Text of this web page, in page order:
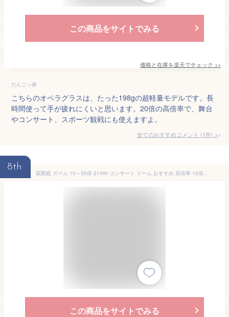
この商品をサイトでみる
価格と在庫を楽天でチェック >>
だんごっ鼻
こちらのオペラグラスは、たった198gの超軽量モデルです。長
時間使って手が疲れにくいと思います。20倍の高倍率で、舞台
やコンサート、スポーツ観戦にも使えますよ。
全てのおすすめコメント (1件) >
8th
双眼鏡 ズーム 10～30倍 21mm コンサート ドーム おすすめ 高倍率 10倍 スポーツ観戦 オペラグラス SZ-21 人気
この商品をサイトでみる